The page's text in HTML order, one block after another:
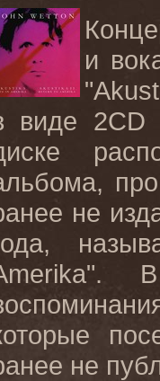
и
виде 2CD
не
не